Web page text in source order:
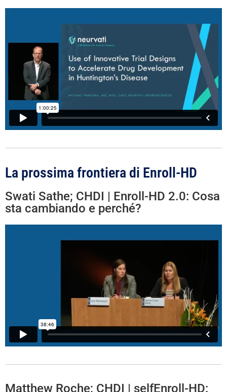
La prossima frontiera di Enroll-HD
Swati Sathe; CHDI | Enroll-HD 2.0: Cosa
sta cambiando e perché?
Matthew Roche; CHDI | selfEnroll-HD: